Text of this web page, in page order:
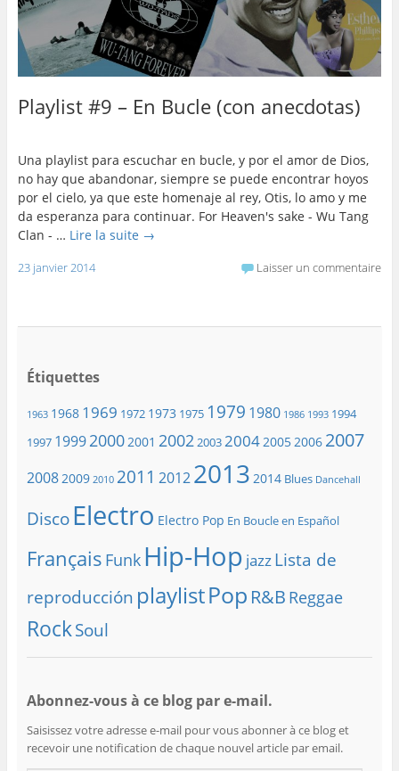
Playlist #9 – En Bucle (con anecdotas)
Una playlist para escuchar en bucle, y por el amor de Dios,
no hay que abandonar, siempre se puede encontrar hoyos
por el cielo, ya que este homenaje al rey, Otis, lo amo y me
da esperanza para continuar. For Heaven's sake - Wu Tang
Clan - … Lire la suite →
23 janvier 2014 Laisser un commentaire
Étiquettes
1963 1968 1969 1972 1973 1975 1979 1980 1986 1993 1994
1997 199920002001 20022003200420052006 2007
20082009 2010 2011 20122013 2014 Blues Dancehall
Disco Electro Electro Pop En Boucle en Español
Français Funk Hip-Hop jazzLista de
reproducción playlistPop R&B Reggae
RockSoul
Abonnez-vous à ce blog par e-mail.
Saisissez votre adresse e-mail pour vous abonner à ce blog et
recevoir une notification de chaque nouvel article par email.